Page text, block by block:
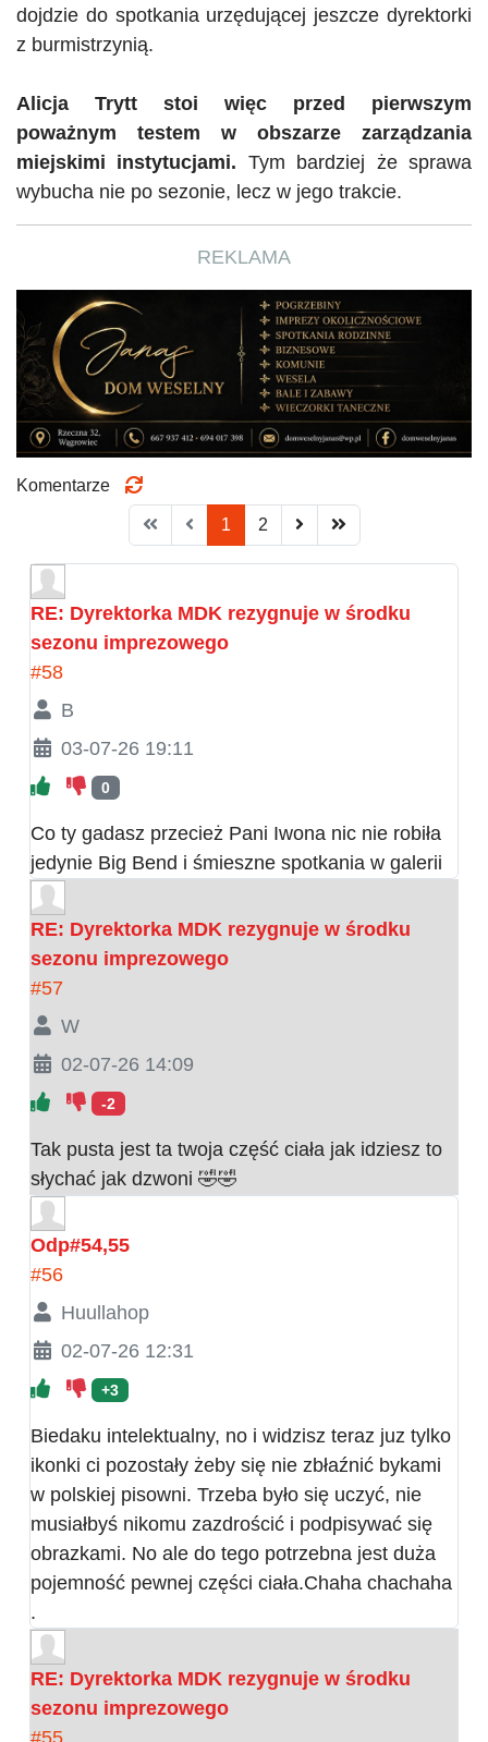
dojdzie do spotkania urzędującej jeszcze dyrektorki
z burmistrzynią.
Alicja Trytt stoi więc przed pierwszym
poważnym testem w obszarze zarządzania
miejskimi instytucjami. Tym bardziej że sprawa
wybucha nie po sezonie, lecz w jego trakcie.
REKLAMA
Komentarze
1 2
RE: Dyrektorka MDK rezygnuje w środku
sezonu imprezowego
#58
B
03-07-26 19:11
0
Co ty gadasz przecież Pani Iwona nic nie robiła
jedynie Big Bend i śmieszne spotkania w galerii
RE: Dyrektorka MDK rezygnuje w środku
sezonu imprezowego
#57
W
02-07-26 14:09
-2
Tak pusta jest ta twoja część ciała jak idziesz to
słychać jak dzwoni 🤣🤣
Odp#54,55
#56
Huullahop
02-07-26 12:31
+3
Biedaku intelektualny, no i widzisz teraz juz tylko
ikonki ci pozostały żeby się nie zbłaźnić bykami
w polskiej pisowni. Trzeba było się uczyć, nie
musiałbyś nikomu zazdrościć i podpisywać się
obrazkami. No ale do tego potrzebna jest duża
pojemność pewnej części ciała.Chaha chachaha
.
RE: Dyrektorka MDK rezygnuje w środku
sezonu imprezowego
#55